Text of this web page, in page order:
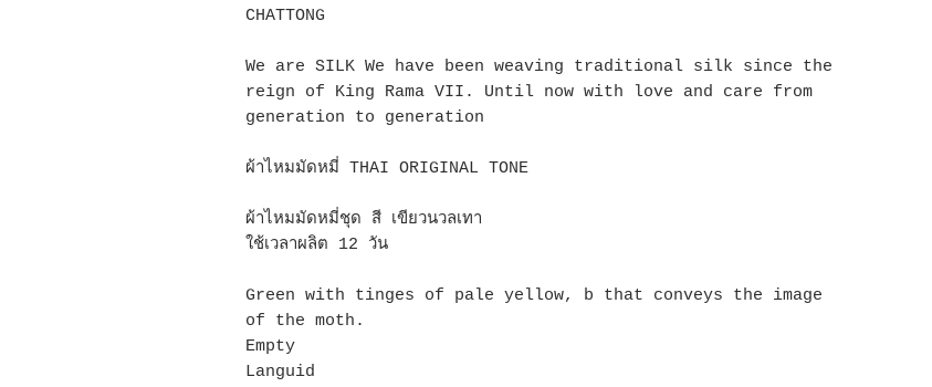
CHATTONG
We are SILK We have been weaving traditional silk since the
reign of King Rama VII. Until now with love and care from
generation to generation
ผ้าไหมมัดหมี่ THAI ORIGINAL TONE
ผ้าไหมมัดหมี่ชุด สี เขียวนวลเทา
ใช้เวลาผลิต 12 วัน
Green with tinges of pale yellow, b that conveys the image
of the moth.
Empty
Languid